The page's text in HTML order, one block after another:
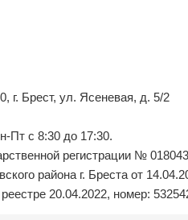
г. Брест, ул. Ясеневая, д. 5/2
Пт с 8:30 до 17:30.
регистрации №
района г. Бреста от
20.04.2022, номер: